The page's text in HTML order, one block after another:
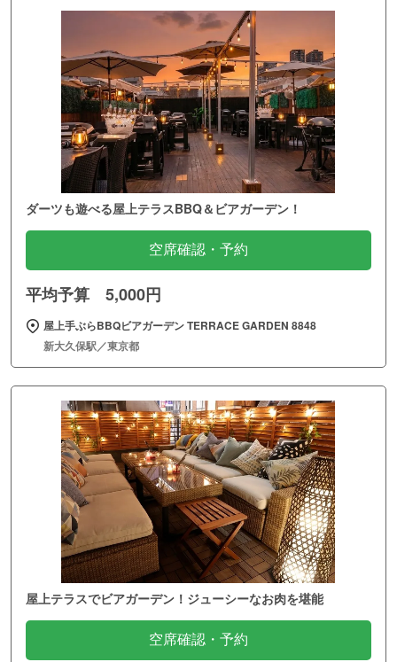
ダーツも遊べる屋上テラスBBQ＆ビアガーデン！
空席確認・予約
平均予算 5,000円
屋上手ぶらBBQビアガーデン TERRACE GARDEN 8848
新大久保駅／東京都
屋上テラスでビアガーデン！ジューシーなお肉を堪能
空席確認・予約